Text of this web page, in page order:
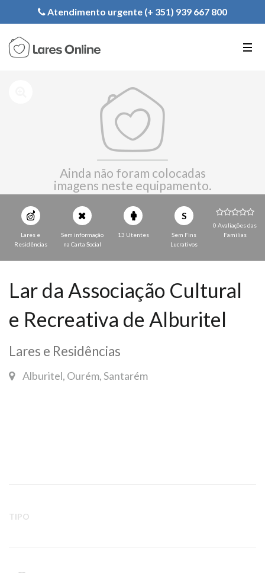
Registe a sua Instituição
Atendimento urgente (+ 351) 939 667 800
Ainda não foram colocadas
imagens neste equipamento.
Lares e
Residências
Sem informação
na Carta Social
13 Utentes
S
Sem Fins
Lucrativos
0 Avaliações das
Familias
Lar da Associação Cultural
e Recreativa de Alburitel
Lares e Residências
Alburitel, Ourém, Santarém
TIPO